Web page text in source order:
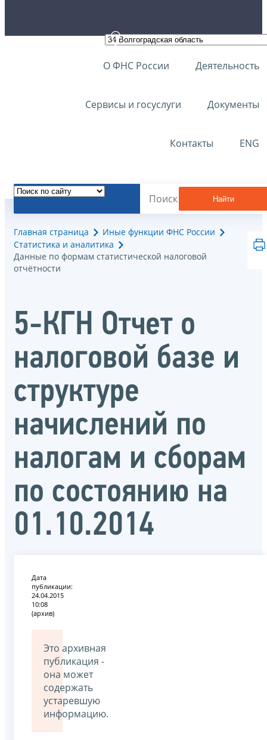
О ФНС России Деятельность
Сервисы и госуслуги Документы
Контакты ENG
Найти
Главная страница
Иные функции ФНС России
Статистика и аналитика
Данные по формам статистической налоговой
отчётности
5-КГН Отчет о
налоговой базе и
структуре
начислений по
налогам и сборам
по состоянию на
01.10.2014
Дата
публикации:
24.04.2015
10:08
(архив)
Это архивная
публикация -
она может
содержать
устаревшую
информацию.